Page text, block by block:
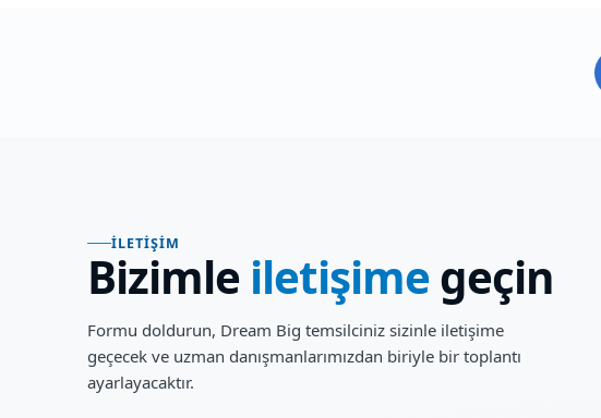
İLETIŞIM
Bizimle iletişimegeçin
Formu doldurun, Dream Big temsilciniz sizinle iletişime
geçecek ve uzman danışmanlarımızdan biriyle bir toplantı
ayarlayacaktır.